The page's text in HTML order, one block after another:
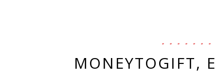
MONEYTOGIFT,